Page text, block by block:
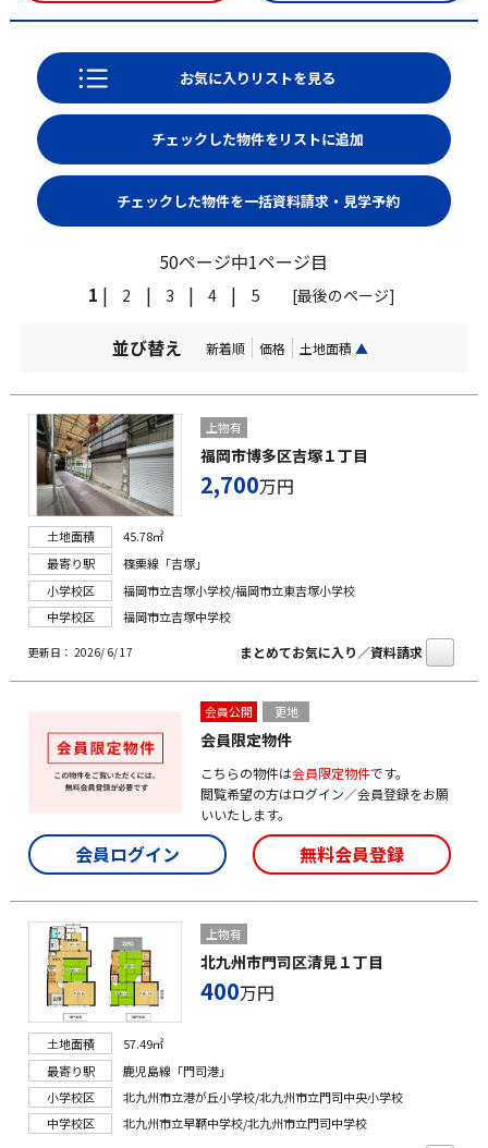
お気に入りリストを見る
50ページ中1ページ目
1 | 2 | 3 | 4 | 5 [最後のページ]
並び替え 新着順 価格 土地面積 ▲
上物有
福岡市博多区吉塚１丁目
2,700万円
土地面積
45.78㎡
最寄り駅
篠栗線「吉塚」
小学校区
福岡市立吉塚小学校/福岡市立東吉塚小学校
中学校区
福岡市立吉塚中学校
更新日： 2026/ 6/ 17 まとめてお気に入り／資料請求
会員公開 更地
会員限定物件
こちらの物件は会員限定物件です。
閲覧希望の方はログイン／会員登録をお願
いいたします。
会員ログイン 無料会員登録
上物有
北九州市門司区清見１丁目
400万円
土地面積
57.49㎡
最寄り駅
鹿児島線「門司港」
小学校区
北九州市立港が丘小学校/北九州市立門司中央小学校
中学校区
北九州市立早鞆中学校/北九州市立門司中学校